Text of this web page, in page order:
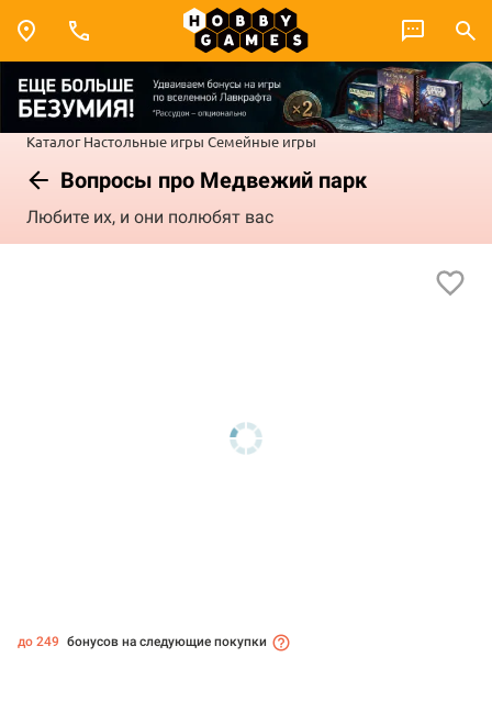
Каталог Настольные игры Семейные игры
Вопросы про Медвежий парк
Любите их, и они полюбят вас
до 249 бонусов на следующие покупки